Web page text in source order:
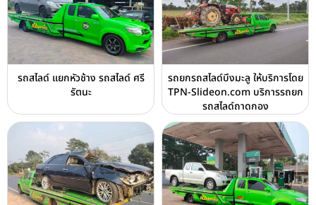
รถสไลด์ แยกหัวช้าง รถสไลด์ ศรี
รัตนะ
รถยกรถสไลด์บึงมะลู ให้บริการโดย
TPN-Slideon.com บริการรถยก
รถสไลด์ถาดกอง